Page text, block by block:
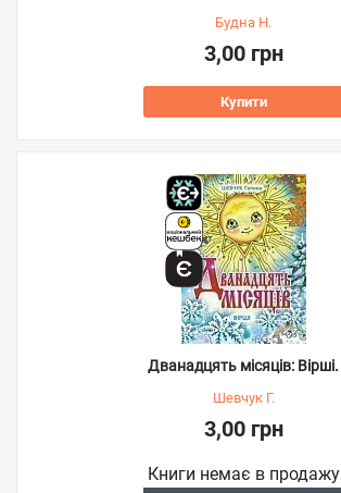
Будна Н.
3,00 грн
Купити
Дванадцять місяців: Вірші.
Шевчук Г.
3,00 грн
Книги немає в продажу